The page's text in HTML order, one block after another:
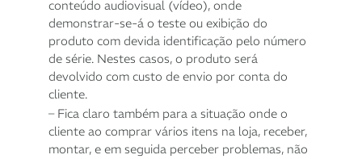
conteúdo audiovisual (vídeo), onde
demonstrar-se-á o teste ou exibição do
produto com devida identificação pelo número
de série. Nestes casos, o produto será
devolvido com custo de envio por conta do
cliente.
– Fica claro também para a situação onde o
cliente ao comprar vários itens na loja, receber,
montar, e em seguida perceber problemas, não